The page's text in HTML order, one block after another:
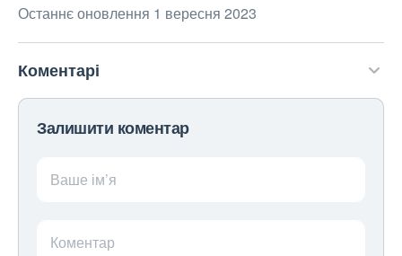
Останнє оновлення 1 вересня 2023
Коментарі
Залишити коментар
Ваше ім’я
Коментар